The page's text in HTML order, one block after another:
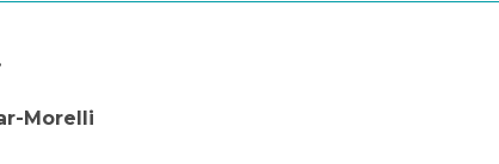
Morelli